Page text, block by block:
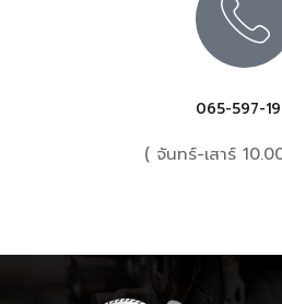
065-597-
( จันทร์-เสาร์